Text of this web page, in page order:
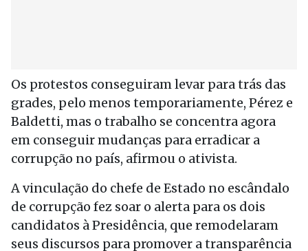
Os protestos conseguiram levar para trás das
grades, pelo menos temporariamente, Pérez e
Baldetti, mas o trabalho se concentra agora
em conseguir mudanças para erradicar a
corrupção no país, afirmou o ativista.
A vinculação do chefe de Estado no escândalo
de corrupção fez soar o alerta para os dois
candidatos à Presidência, que remodelaram
seus discursos para promover a transparência